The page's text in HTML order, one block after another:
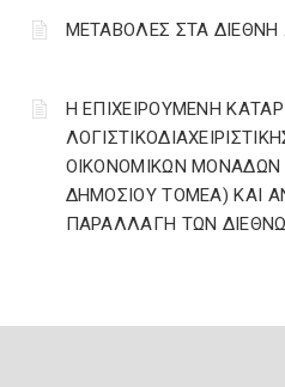
ΜΕΤΑΒΟΛΕΣ ΣΤΑ
Η ΕΠΙΧΕΙΡΟΥΜΕΝΗ
ΟΙΚΟΝΟΜΙΚΩΝ ΜΟΝΑΔΩΝ
ΔΗΜΟΣΙΟΥ ΤΟΜΕΑ) ΚΑΙ
ΠΑΡΑΛΛΑΓΗ ΤΩΝ